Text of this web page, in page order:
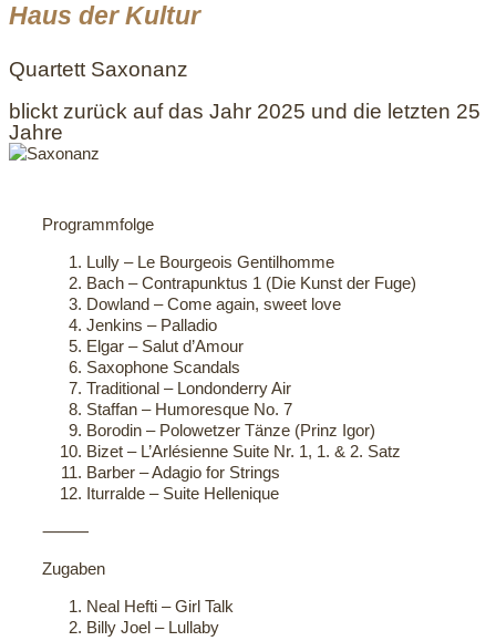
Haus der Kultur
Quartett Saxonanz
blickt zurück auf das Jahr 2025 und die letzten 25
Jahre
Programmfolge
Lully – Le Bourgeois Gentilhomme
Bach – Contrapunktus 1 (Die Kunst der Fuge)
Dowland – Come again, sweet love
Jenkins – Palladio
Elgar – Salut d’Amour
Saxophone Scandals
Traditional – Londonderry Air
Staffan – Humoresque No. 7
Borodin – Polowetzer Tänze (Prinz Igor)
Bizet – L’Arlésienne Suite Nr. 1, 1. & 2. Satz
Barber – Adagio for Strings
Iturralde – Suite Hellenique
⸻
Zugaben
Neal Hefti – Girl Talk
Billy Joel – Lullaby